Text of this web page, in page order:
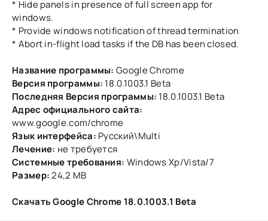
* Hide panels in presence of full screen app for
windows.
* Provide windows notification of thread termination
* Abort in-flight load tasks if the DB has been closed.
Название программы: Google Chrome
Версия программы: 18.0.1003.1 Beta
Последняя Версия программы: 18.0.1003.1 Beta
Адрес официального сайта:
www.google.com/chrome
Язык интерфейса: Русский\Multi
Лечение: не требуется
Системные требования: Windows Xp/Vista/7
Размер:24,2 MB
Скачать Google Chrome 18.0.1003.1 Beta